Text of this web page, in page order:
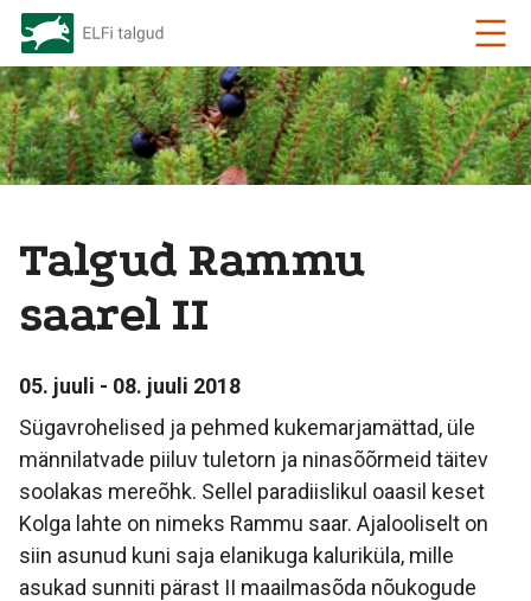
Talgud Rammu
saarel II
05. juuli - 08. juuli 2018
Sügavrohelised ja pehmed kukemarjamättad, üle
männilatvade piiluv tuletorn ja ninasõõrmeid täitev
soolakas mereõhk. Sellel paradiislikul oaasil keset
Kolga lahte on nimeks Rammu saar. Ajalooliselt on
siin asunud kuni saja elanikuga kaluriküla, mille
asukad sunniti pärast II maailmasõda nõukogude